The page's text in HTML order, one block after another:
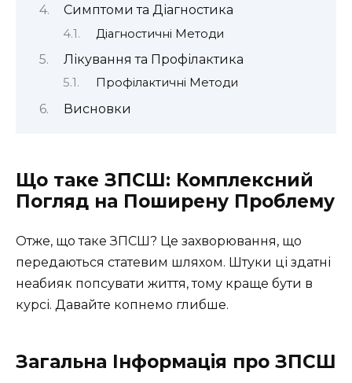
Симптоми та Діагностика
Діагностичні Методи
Лікування та Профілактика
Профілактичні Методи
Висновки
Що таке ЗПСШ: Комплексний
Погляд на Поширену Проблему
Отже, що таке ЗПСШ? Це захворювання, що
передаються статевим шляхом. Штуки ці здатні
неабияк попсувати життя, тому краще бути в
курсі. Давайте копнемо глибше.
Загальна Інформація про ЗПСШ